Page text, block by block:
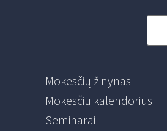
Mokesčių žinynas
Mokesčių kalendorius
Seminarai